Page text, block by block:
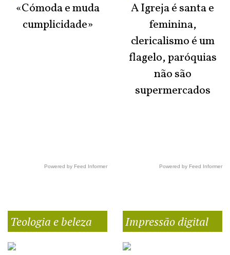
«Cómoda e muda
cumplicidade»
Powered by Feed Informer
A Igreja é santa e
feminina,
clericalismo é um
flagelo, paróquias
não são
supermercados
Powered by Feed Informer
Teologia e beleza Impressão digital